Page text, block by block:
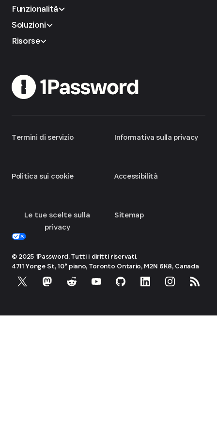
Funzionalità
Soluzioni
Risorse
Termini di servizio
Politica sui cookie
Le tue scelte sulla
privacy
Informativa sulla privacy
Accessibilità
Sitemap
© 2025 1Password. Tutti i diritti riservati.
4711 Yonge St, 10° piano, Toronto Ontario, M2N 6K8, Canada